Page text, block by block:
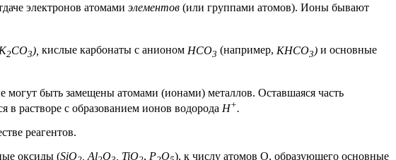
электронов атомами элементов (или группами атомов). Ионы бывают
K2CO3), кислые карбонаты с анионом HCO3 (например, KHCO3) и основные
могут быть замещены атомами (ионами) металлов. Оставшаяся часть
растворе с образованием ионов водорода Н+.
реагентов.
оксиды (SiO , Al O , TiO , P O ), к числу атомов О, образующего основные